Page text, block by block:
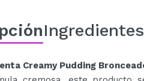
Ingredientes
Creamy Pudding